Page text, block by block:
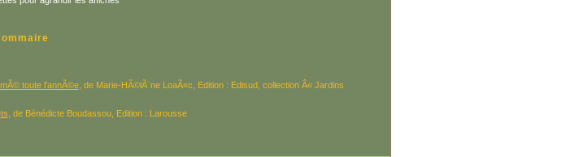
toute l'annÃ©e, de Marie-HÃ©lÃ¨ne LoaÃ«c, Edition : Edisud, collection Â« Jardins
, de Bénédicte Boudassou, Edition : Larousse